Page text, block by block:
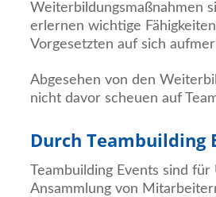
Weiterbildungsmaßnahmen
erlernen wichtige
Vorgesetzten auf sich
Abgesehen von den
nicht davor scheuen auf
Durch Teambuilding
Teambuilding Events sind
Ansammlung von